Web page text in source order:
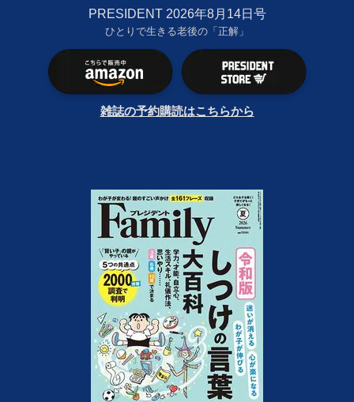
PRESIDENT 2026年8月14日号
ひとりで生きる老後の「正解」
雑誌の予約購読はこちらから